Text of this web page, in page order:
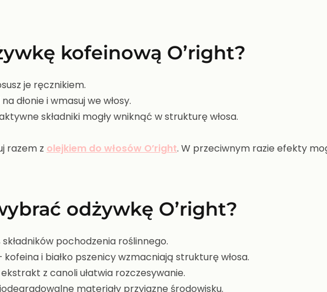
kofeinową O’right?
je ręcznikiem.
dłonie i wmasuj we włosy.
składniki mogły wniknąć w strukturę włosa.
razem z olejkiem do włosów O’right. W przeciwnym razie efekty
odżywkę O’right?
składników pochodzenia roślinnego.
kofeina i białko pszenicy wzmacniają strukturę włosa.
z canoli ułatwia rozczesywanie.
materiały przyjazne środowisku.